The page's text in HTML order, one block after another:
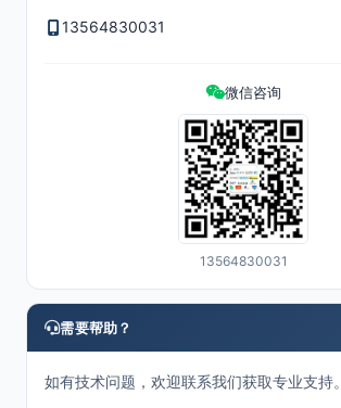
13564830031
微信咨询
13564830031
需要帮助？
如有技术问题，欢迎联系我们获取专业支持。